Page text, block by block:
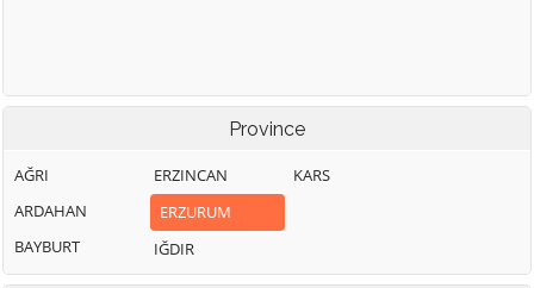
Province
AĞRI
ARDAHAN
BAYBURT
ERZINCAN
ERZURUM
IĞDIR
KARS